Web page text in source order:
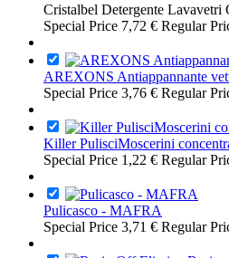
Cristalbel Detergente
Special Price 7,72 € Regular
AREXONS Antiappannante
Special Price 3,76 € Regular
Killer PulisciMoscerini
Special Price 1,22 € Regular
Pulicasco - MAFRA
Special Price 3,71 € Regular